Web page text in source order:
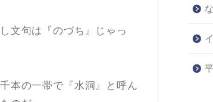
文句は『のづち』じゃっ
本の一帯で『水洞』と呼ん